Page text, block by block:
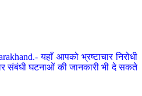
यहाँ आपको भ्रष्टाचार निरोधी
संबंधी घटनाओं की जानकारी भी दे सकते